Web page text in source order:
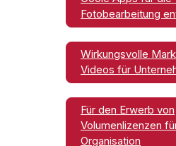
Fotobearbeitung
Wirkungsvolle
Videos für
Für den Erwerb von
Volumenlizenzen
Organisation